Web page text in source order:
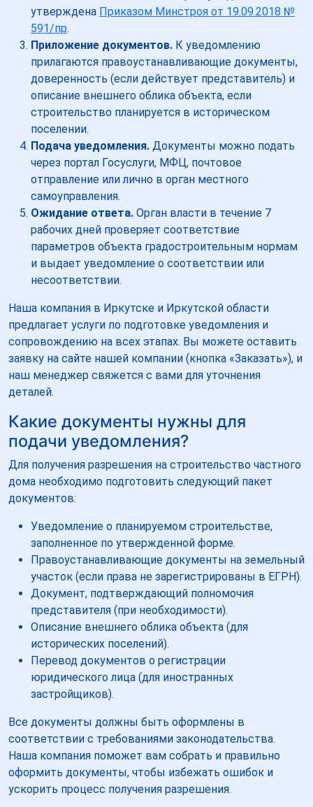
утверждена Приказом Минстроя от 19.09.2018 №
591/пр.
Приложение документов. К уведомлению
прилагаются правоустанавливающие документы,
доверенность (если действует представитель) и
описание внешнего облика объекта, если
строительство планируется в историческом
поселении.
Подача уведомления. Документы можно подать
через портал Госуслуги, МФЦ, почтовое
отправление или лично в орган местного
самоуправления.
Ожидание ответа. Орган власти в течение 7
рабочих дней проверяет соответствие
параметров объекта градостроительным нормам
и выдает уведомление о соответствии или
несоответствии.
Наша компания в Иркутске и Иркутской области
предлагает услуги по подготовке уведомления и
сопровождению на всех этапах. Вы можете оставить
заявку на сайте нашей компании (кнопка «Заказать»), и
наш менеджер свяжется с вами для уточнения
деталей.
Какие документы нужны для
подачи уведомления?
Для получения разрешения на строительство частного
дома необходимо подготовить следующий пакет
документов:
Уведомление о планируемом строительстве,
заполненное по утвержденной форме.
Правоустанавливающие документы на земельный
участок (если права не зарегистрированы в ЕГРН).
Документ, подтверждающий полномочия
представителя (при необходимости).
Описание внешнего облика объекта (для
исторических поселений).
Перевод документов о регистрации
юридического лица (для иностранных
застройщиков).
Все документы должны быть оформлены в
соответствии с требованиями законодательства.
Наша компания поможет вам собрать и правильно
оформить документы, чтобы избежать ошибок и
ускорить процесс получения разрешения.